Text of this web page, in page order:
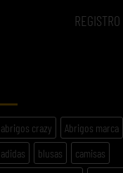
REGISTRO
abrigos crazy Abrigos marca
adidas
blusas
camisas